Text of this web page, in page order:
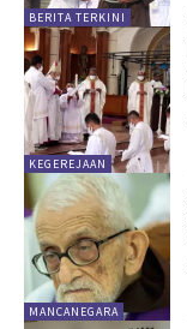
BERITA TERKINI
KEGEREJAAN
MANCANEGARA